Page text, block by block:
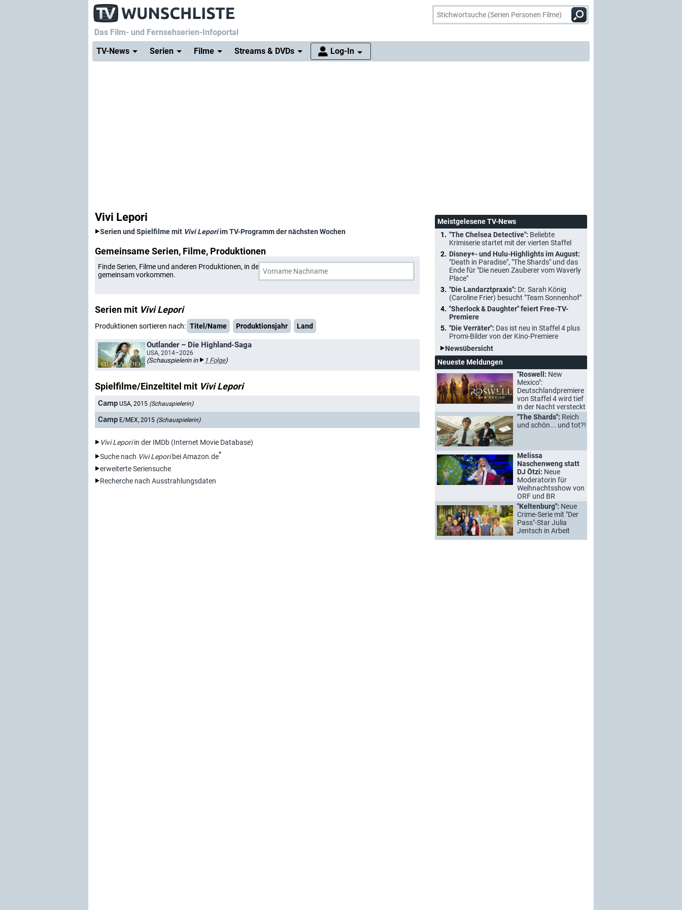
Das Film- und Fernsehserien-Infoportal
TV-News
Serien Filme Streams & DVDs Log-In
Vivi Lepori
Serien und Spielfilme mit Vivi Leporiim TV-Programm der nächsten Wochen
Gemeinsame Serien, Filme, Produktionen
Finde Serien, Filme und anderen Produktionen, in denen
und eine weitere Person
gemeinsam vorkommen.
Serien mit Vivi Lepori
Produktionen sortieren nach: Titel/Name Produktionsjahr Land
Outlander – Die Highland-Saga
USA, 2014–2026
(Schauspielerin in 1 Folge)
Spielfilme/Einzeltitel mit Vivi Lepori
Camp USA, 2015 (Schauspielerin)
Camp E/MEX, 2015 (Schauspielerin)
Vivi Leporiin der IMDb (Internet Movie Database)
Suche nach Vivi Leporibei Amazon.de*
erweiterte Seriensuche
Recherche nach Ausstrahlungsdaten
Meistgelesene TV-News
"The Chelsea Detective": Beliebte
Krimiserie startet mit der vierten Staffel
Disney+- und Hulu-Highlights im August:
"Death in Paradise", "The Shards" und das
Ende für "Die neuen Zauberer vom Waverly
Place"
"Die Landarztpraxis": Dr. Sarah König
(Caroline Frier) besucht "Team Sonnenhof"
"Sherlock & Daughter" feiert Free-TV-
Premiere
"Die Verräter": Das ist neu in Staffel 4 plus
Promi-Bilder von der Kino-Premiere
Newsübersicht
Neueste Meldungen
"Roswell: New
Mexico":
Deutschlandpremiere
von Staffel 4 wird tief
in der Nacht versteckt
"The Shards": Reich
und schön... und tot?!
Melissa
Naschenweng statt
DJ Ötzi: Neue
Moderatorin für
Weihnachtsshow von
ORF und BR
"Keltenburg": Neue
Crime-Serie mit "Der
Pass"-Star Julia
Jentsch in Arbeit